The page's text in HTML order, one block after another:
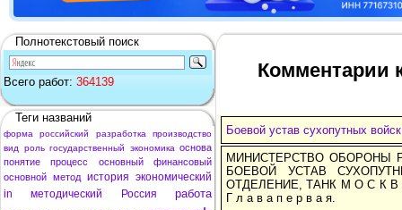
Полнотекстовый поиск
Всего работ: 364139
Теги названий
форма российский разработка
производство
вид
роль государственный экономика основа
понятие
процесс основный
финансовый
основной метод история экономический
in
методический Россия
работа
Комментарии
Боевой устав сухопутных
МИНИСТЕРСТВО ОБОРОНЫ
БОЕВОЙ УСТАВ
ОТДЕЛЕНИЕ, ТАНК М О С К В
Г л а в а п е р в а я.